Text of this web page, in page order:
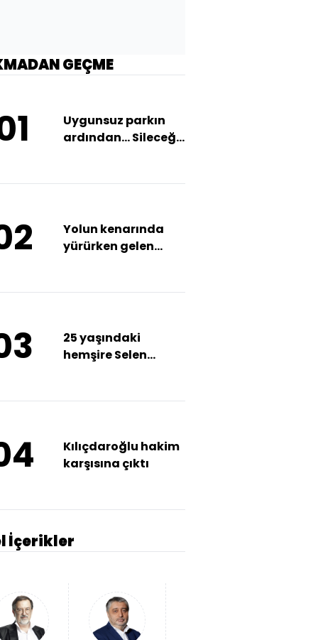
İçerikler
GEÇME
Uygunsuz parkın
ardından... Sileceği
Yolun kenarında
yürürken gelen
25 yaşındaki
hemşire Selen
çıktı!
Kılıçdaroğlu hakim
karşısına çıktı